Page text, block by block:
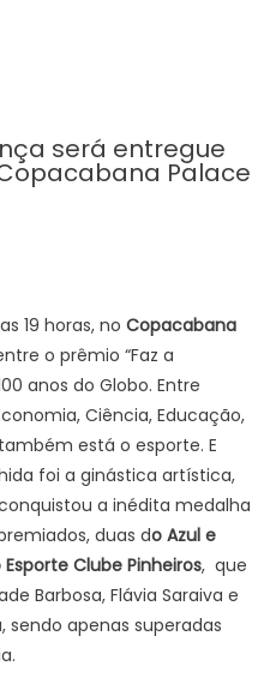
será entregue
Palace
19 horas, no Copacabana
o prêmio “Faz a
anos do Globo. Entre
Ciência, Educação,
está o esporte. E
foi a ginástica artística,
a inédita medalha
duas do Azul e
Esporte Clube Pinheiros, que
Barbosa, Flávia Saraiva e
sendo apenas superadas